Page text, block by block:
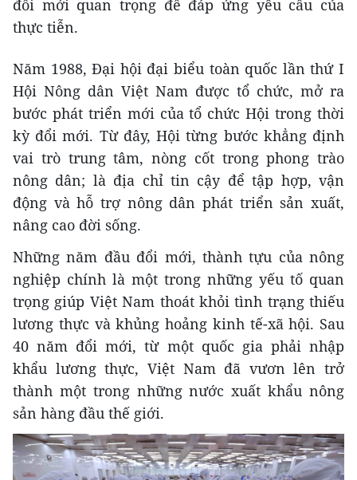
đổi mới quan trọng để đáp ứng yêu cầu của
thực tiễn.
Năm 1988, Đại hội đại biểu toàn quốc lần thứ I
Hội Nông dân Việt Nam được tổ chức, mở ra
bước phát triển mới của tổ chức Hội trong thời
kỳ đổi mới. Từ đây, Hội từng bước khẳng định
vai trò trung tâm, nòng cốt trong phong trào
nông dân; là địa chỉ tin cậy để tập hợp, vận
động và hỗ trợ nông dân phát triển sản xuất,
nâng cao đời sống.
Những năm đầu đổi mới, thành tựu của nông
nghiệp chính là một trong những yếu tố quan
trọng giúp Việt Nam thoát khỏi tình trạng thiếu
lương thực và khủng hoảng kinh tế-xã hội. Sau
40 năm đổi mới, từ một quốc gia phải nhập
khẩu lương thực, Việt Nam đã vươn lên trở
thành một trong những nước xuất khẩu nông
sản hàng đầu thế giới.